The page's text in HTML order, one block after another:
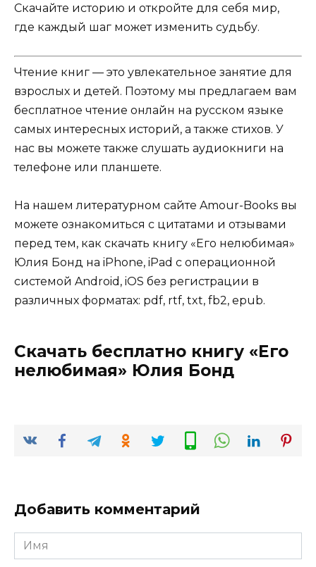
Скачайте историю и откройте для себя мир,
где каждый шаг может изменить судьбу.
Чтение книг — это увлекательное занятие для
взрослых и детей. Поэтому мы предлагаем вам
бесплатное чтение онлайн на русском языке
самых интересных историй, а также стихов. У
нас вы можете также слушать аудиокниги на
телефоне или планшете.
На нашем литературном сайте Amour-Books вы
можете ознакомиться с цитатами и отзывами
перед тем, как скачать книгу «Его нелюбимая»
Юлия Бонд на iPhone, iPad с операционной
системой Android, iOS без регистрации в
различных форматах: pdf, rtf, txt, fb2, epub.
Скачать бесплатно книгу «Его
нелюбимая» Юлия Бонд
Добавить комментарий
Имя
*